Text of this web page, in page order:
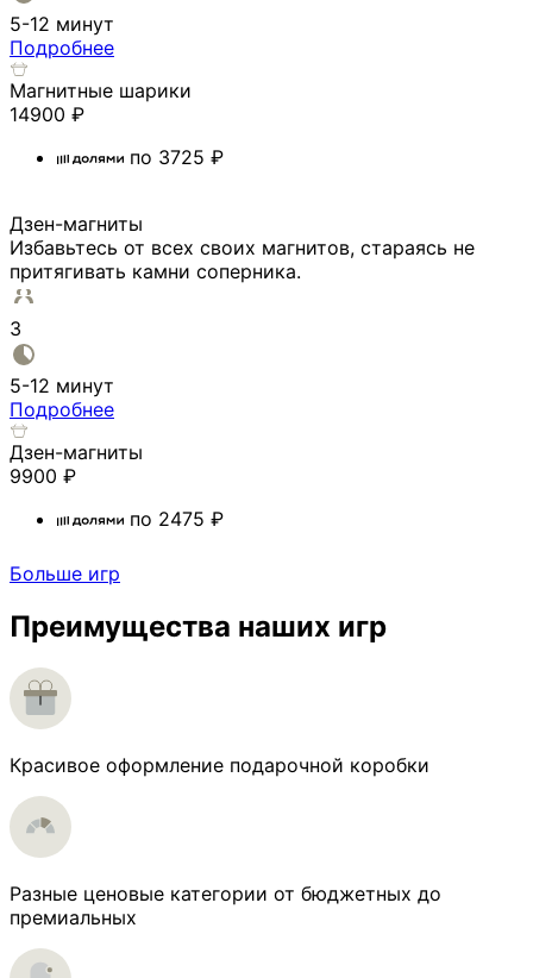
5-12 минут
Подробнее
Магнитные шарики
14900 ₽
по 3725 ₽
Дзен-магниты
Избавьтесь от всех своих магнитов, стараясь не
притягивать камни соперника.
3
5-12 минут
Подробнее
Дзен-магниты
9900 ₽
по 2475 ₽
Больше игр
Преимущества наших игр
Красивое оформление подарочной коробки
Разные ценовые категории от бюджетных до
премиальных